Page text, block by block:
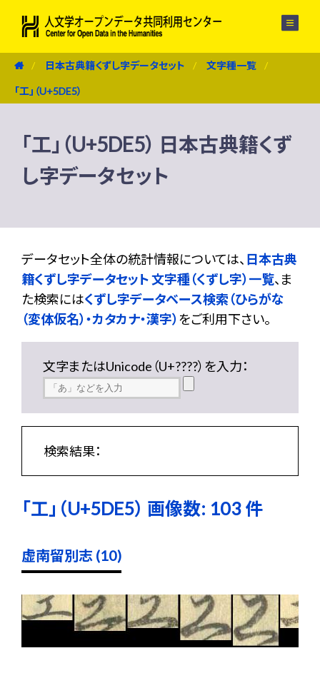
日本古典籍くずし字データセット 文字種一覧
「工」（U+5DE5）
「工」（U+5DE5） 日本古典籍くず
し字データセット
データセット全体の統計情報については、 日本古典
籍くずし字データセット 文字種（くずし字）一覧、ま
た検索にはくずし字データベース検索（ひらがな
（変体仮名）・カタカナ・漢字） をご利用下さい。
文字またはUnicode（U+????）を入力：
検索結果：
「工」（U+5DE5） 画像数: 103 件
虚南留別志 (10)